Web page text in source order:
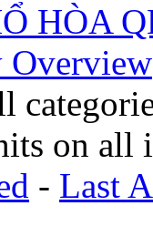
HÒA
Overview
on all
- Last